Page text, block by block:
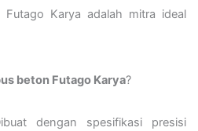
Karya adalah mitra ideal
beton Futago Karya?
dengan spesifikasi presisi